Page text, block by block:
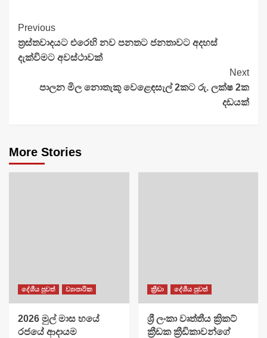
Continue
Reading
Previous
ත්‍රස්‍තවාදයට එරෙහි නව පනතට ජනතාවට අදහස්
දැක්විමට අවස්ථාවක්
Next
පාලන මිල නොතැකූ වෙළෙඳසැල් 2කට රු. ලක්ෂ 2ක
දඩයක්
More Stories
දේශීය පුවත් ව්‍යාපාරික
2026 මුල් මාස හයේ
රජයේ ආදායම
ක්‍රීඩා දේශීය පුවත්
​ශ්‍රී ලංකා වෘත්තීය ක්‍රිකට්
ක්‍රීඩක ක්‍රීඩිකාවන්ගේ